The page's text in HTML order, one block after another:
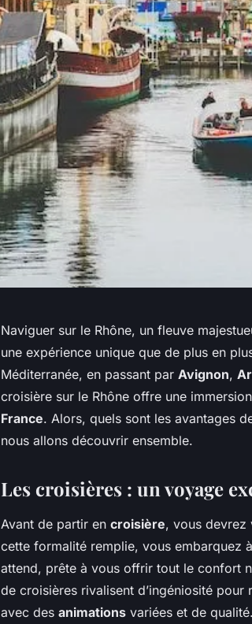
Naviguer sur le Rhône, un fleuve
une expérience unique que de plus en
Méditerranée, en passant par Avignon,
croisière sur le Rhône offre une
France. Alors, quels sont les avantages
nous allons découvrir ensemble.
Les croisières : un voyage
Avant de partir en croisière, vous devrez
cette formalité remplie, vous embarquez à
attend, prête à vous offrir tout le confort
de croisières rivalisent d’ingéniosité
avec des animations variées et de qualité.